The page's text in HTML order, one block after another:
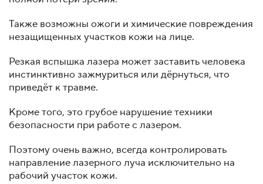
Также возможны ожоги и химические повреждения
незащищенных участков кожи на лице.
Резкая вспышка лазера может заставить человека
инстинктивно зажмуриться или дёрнуться, что
приведёт к травме.
Кроме того, это грубое нарушение техники
безопасности при работе с лазером.
Поэтому очень важно, всегда контролировать
направление лазерного луча исключительно на
рабочий участок кожи.